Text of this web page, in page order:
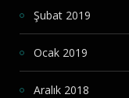
Şubat 2019
Ocak 2019
Aralık 2018